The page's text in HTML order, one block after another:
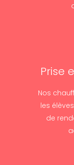
Prise
Nos
les
de